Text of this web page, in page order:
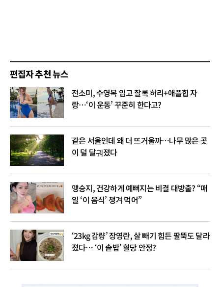
편집자 추천 뉴스
전소미, 수영복 입고 잘록 허리+애플힙 자
랑…‘이 운동’ 꾸준히 한다고?
같은 서울인데 왜 더 뜨거울까…나무 많은 곳
이 덜 달궈졌다
맹승지, 건강하게 예뻐지는 비결 대방출? “매
일 ‘이 음식’ 챙겨 먹어”
‘23kg 감량’ 장영란, 살 빼기 힘든 팔뚝도 달라
졌다… ‘이 솥밥’ 혈당 안정?